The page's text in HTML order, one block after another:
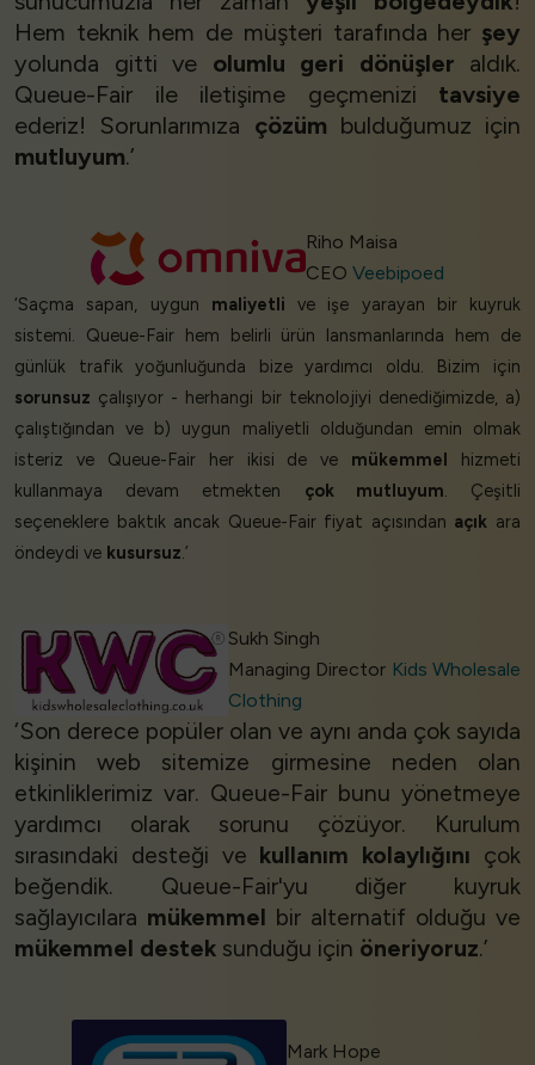
Hem teknik hem de müşteri tarafında her şey
yolunda gitti ve olumlu geri dönüşler aldık.
Queue-Fair ile iletişime geçmenizi tavsiye
ederiz! Sorunlarımıza çözüm bulduğumuz için
mutluyum.’
Riho Maisa
CEO Veebipoed
‘Saçma sapan, uygun maliyetli ve işe yarayan bir kuyruk
sistemi. Queue-Fair hem belirli ürün lansmanlarında hem de
günlük trafik yoğunluğunda bize yardımcı oldu. Bizim için
sorunsuz çalışıyor - herhangi bir teknolojiyi denediğimizde, a)
çalıştığından ve b) uygun maliyetli olduğundan emin olmak
isteriz ve Queue-Fair her ikisi de ve mükemmel
hizmeti
kullanmaya devam etmekten çok mutluyum. Çeşitli
seçeneklere baktık ancak Queue-Fair fiyat açısından açık ara
öndeydi ve kusursuz.’
Sukh Singh
Managing Director Kids Wholesale
Clothing
‘Son derece popüler olan ve aynı anda çok sayıda
kişinin web sitemize girmesine neden olan
etkinliklerimiz var. Queue-Fair bunu yönetmeye
yardımcı olarak sorunu çözüyor. Kurulum
sırasındaki desteği ve kullanım kolaylığını çok
beğendik. Queue-Fair'yu diğer kuyruk
sağlayıcılara mükemmel bir alternatif olduğu ve
mükemmel destek sunduğu için öneriyoruz.’
Mark Hope